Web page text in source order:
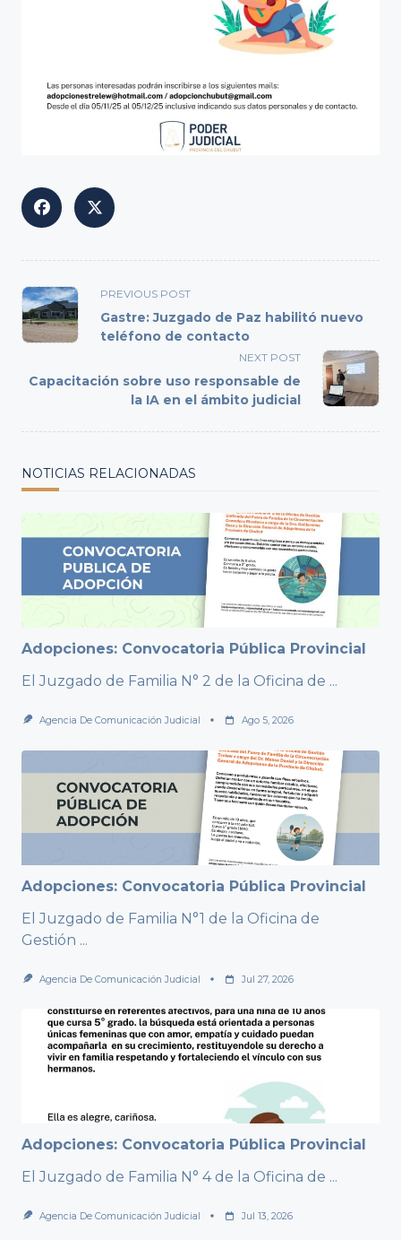
<span
class="nav-
subtitle
reader-
text">Page</span>
PREVIOUS POST
Gastre: Juzgado de Paz habilitó nuevo
teléfono de contacto
NEXT POST
Capacitación sobre uso responsable de
la IA en el ámbito judicial
NOTICIAS RELACIONADAS
Adopciones: Convocatoria Pública Provincial
El Juzgado de Familia N° 2 de la Oficina de ...
Agencia De Comunicación Judicial Ago 5, 2026
Adopciones: Convocatoria Pública Provincial
El Juzgado de Familia N°1 de la Oficina de
Gestión ...
Agencia De Comunicación Judicial Jul 27, 2026
Adopciones: Convocatoria Pública Provincial
El Juzgado de Familia N° 4 de la Oficina de ...
Agencia De Comunicación Judicial Jul 13, 2026